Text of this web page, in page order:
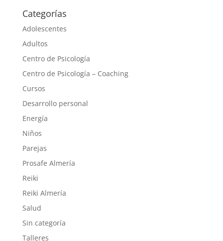
Categorías
Adolescentes
Adultos
Centro de Psicología
Centro de Psicología – Coaching
Cursos
Desarrollo personal
Energía
Niños
Parejas
Prosafe Almería
Reiki
Reiki Almería
Salud
Sin categoría
Talleres